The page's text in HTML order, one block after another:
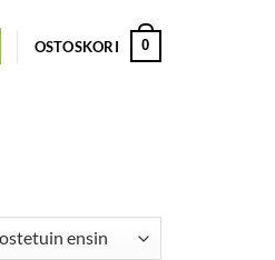
OSTOSKORI 0